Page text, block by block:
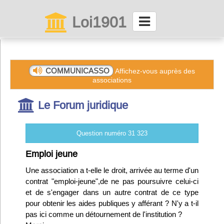
Loi1901
Connexion
Abonnez-vous à LettrAsso
Menu général
ServiceAsso
Partager
VieAsso
COMMUNICASSO
Affichez-vous auprès des
associations
Le Forum juridique
Question numéro 31 323
Emploi jeune
Une association a t-elle le droit, arrivée au terme d'un
contrat "emploi-jeune",de ne pas poursuivre celui-ci
et de s'engager dans un autre contrat de ce type
pour obtenir les aides publiques y afférant ? N'y a t-il
pas ici comme un détournement de l'institution ?